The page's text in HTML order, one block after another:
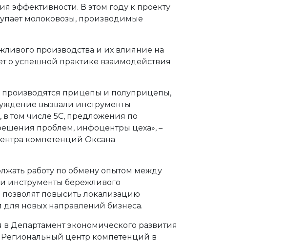
В этом году к проекту
молоковозы, производимые
производства и их влияние на
о успешной практике взаимодействия
производятся прицепы и полуприцепы,
вызвали инструменты
том числе 5С, предложения по
проблем, инфоцентры цеха», –
компетенций Оксана
работу по обмену опытом между
инструменты бережливого
повысить локализацию
новых направлений бизнеса.
Департамент экономического развития
Региональный центр компетенций в